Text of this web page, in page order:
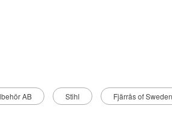
AB Stihl Fjärrås of Sweden